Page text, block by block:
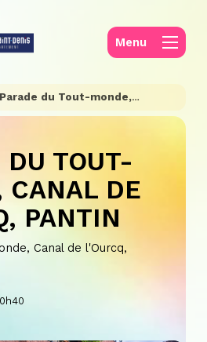
Menu
Parade du Tout-monde, Canal de l’Ourcq, Pantin
DU TOUT-
CANAL DE
PANTIN
Canal de l'Ourcq,